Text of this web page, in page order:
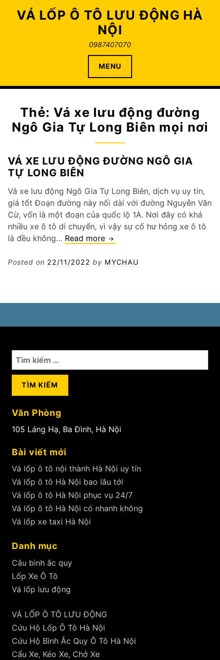
VÁ LỐP Ô TÔ LƯU ĐỘNG HÀ
NỘI
0987407070
MENU
Thẻ:Vá xe lưu động đường
Ngô Gia Tự Long Biên mọi nơi
VÁ XE LƯU ĐỘNG ĐƯỜNG NGÔ GIA
TỰ LONG BIÊN
Vá xe lưu động Ngô Gia Tự Long Biên, dịch vụ uy tín,
giá tốt Đoạn đường này nối dài với đường Nguyễn Văn
Cừ, vốn là một đoạn của quốc lộ 1A. Nơi đây có khá
nhiều xe ô tô di chuyển, vì vậy sự cố hư hỏng xe ô tô
là đều không… Read more Vá
lưu
Posted on 22/11/2022 by MYCHAU
Tìm
kiếm
cho:
Văn Phòng
105 Láng Hạ, Ba Đình, Hà Nội
Bài viết mới
Vá lốp ô tô nội thành Hà Nội uy tín
Vá lốp ô tô Hà Nội bao lâu tới
Vá lốp ô tô Hà Nội phục vụ 24/7
Vá lốp ô tô Hà Nội có nhanh không
Vá lốp xe taxi Hà Nội
Danh mục
Câu bình ắc quy
Lốp Xe Ô Tô
Vá lốp lưu động
VÁ LỐP Ô TÔ LƯU ĐỘNG
Cứu Hộ Lốp Ô Tô Hà Nội
Cứu Hộ Bình Ắc Quy Ô Tô Hà Nội
Cẩu Xe, Kéo Xe, Chở Xe